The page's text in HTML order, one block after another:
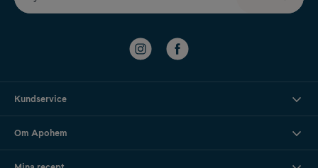
Kundservice
Om Apohem